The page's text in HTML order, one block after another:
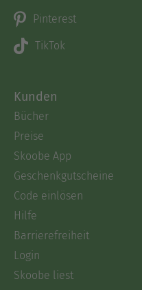
Pinterest
TikTok
Kunden
Bücher
Preise
Skoobe App
Geschenkgutscheine
Code einlösen
Hilfe
Barrierefreiheit
Login
Skoobe liest